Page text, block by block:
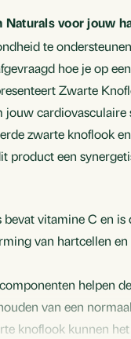
voor jouw
te
hoe je op
Zwarte
cardiovasculaire
zwarte knoflook
product een
vitamine C en is
van hartcellen
helpen
van een
knoflook kunnen